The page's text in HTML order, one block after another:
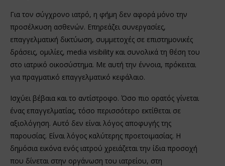
Για τον σύγχρονο ιατρό, η φήμη δεν αφορά μόνο την
προσέλκυση ασθενών. Επηρεάζει συνεργασίες,
επαγγελματική δικτύωση, συμμετοχές σε επιστημονικές
δράσεις, ομιλίες, media visibility και συνολικά τη θέση του
στο ιατρικό οικοσύστημα. Με αυτή την έννοια, πρόκειται
για πραγματικό επαγγελματικό κεφάλαιο.
Ισχύει βέβαια και το αντίστροφο. Όσο πιο ορατός γίνεται
ένας επαγγελματίας, τόσο περισσότερο εκτίθεται σε
αξιολόγηση. Αυτό δεν είναι λόγος αποφυγής της
παρουσίας. Είναι λόγος καλύτερης προετοιμασίας. Η
δημόσια εικόνα ενός ιατρού χρειάζεται την ίδια προσοχή
που δίνεται στην οργάνωση του ιατρείου, στη